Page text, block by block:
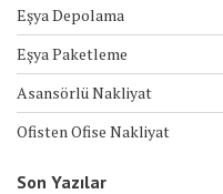
Eşya Depolama
Eşya Paketleme
Asansörlü Nakliyat
Ofisten Ofise Nakliyat
Son Yazılar